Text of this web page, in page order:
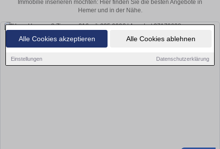
Alle Cookies akzeptieren Alle Cookies ablehnen
Einstellungen Datenschutzerklärung
Immobilie inserieren möchten: Hier finden Sie die besten Angebote in
Hemer und in der Nähe.